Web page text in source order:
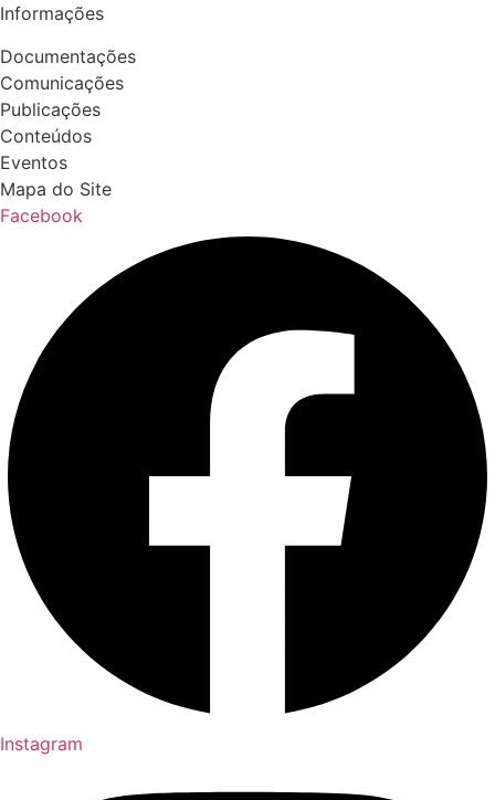
Informações
Documentações
Comunicações
Publicações
Conteúdos
Eventos
Mapa do Site
Facebook
Instagram